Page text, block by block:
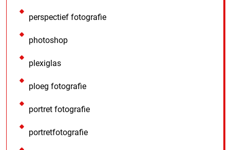
perspectief fotografie
photoshop
plexiglas
ploeg fotografie
portret fotografie
portretfotografie